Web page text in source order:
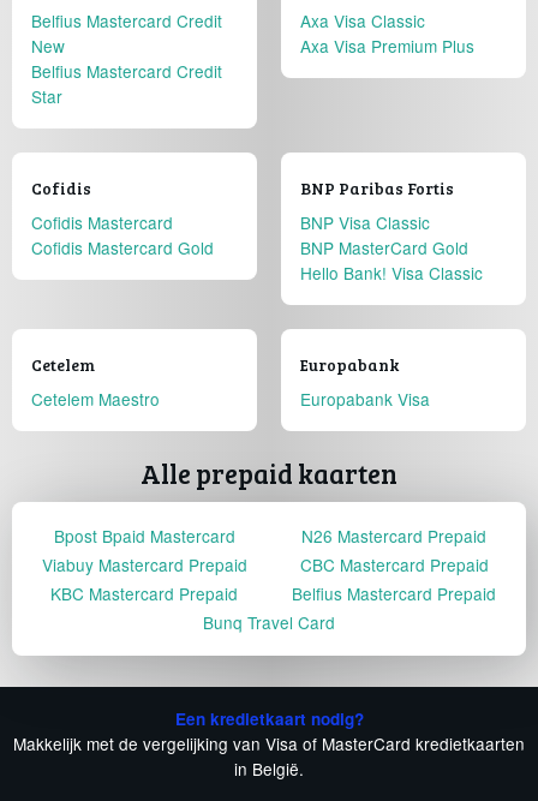
Belfius Mastercard Credit
New
Belfius Mastercard Credit
Star
Axa Visa Classic
Axa Visa Premium Plus
Cofidis
Cofidis Mastercard
Cofidis Mastercard Gold
BNP Paribas Fortis
BNP Visa Classic
BNP MasterCard Gold
Hello Bank! Visa Classic
Cetelem
Cetelem Maestro
Europabank
Europabank Visa
Alle prepaid kaarten
Bpost Bpaid Mastercard
N26 Mastercard Prepaid
Viabuy Mastercard Prepaid
CBC Mastercard Prepaid
KBC Mastercard Prepaid
Belfius Mastercard Prepaid
Bunq Travel Card
Een kredietkaart nodig?
Makkelijk met de vergelijking van Visa of MasterCard kredietkaarten
in België.